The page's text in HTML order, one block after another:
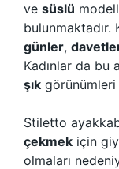
ve süslü
bulunmaktadır.
günler,
Kadınlar da bu
şık
Stiletto
çekmek için
olmaları